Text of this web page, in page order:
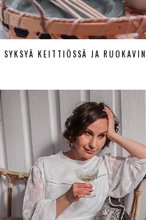
SYKSYÄ KEITTIÖSSÄ JA